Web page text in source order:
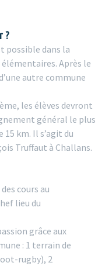
?
possible dans la
Après le
autre commune
les élèves devront
général le plus
km. Il s’agit du
Truffaut à Challans.
cours au
lieu du
grâce aux
: 1 terrain de
rugby), 2